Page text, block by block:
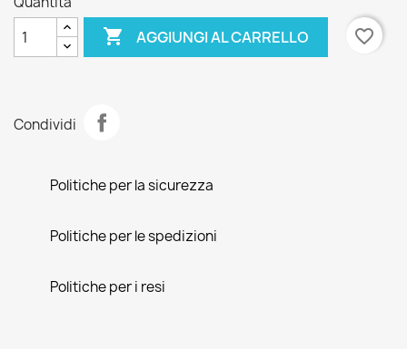
 AGGIUNGI AL CARRELLO favorite_border
Condividi
Politiche per la sicurezza
Politiche per le spedizioni
Politiche per i resi